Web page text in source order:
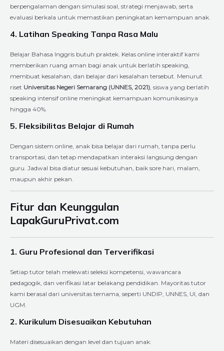
berpengalaman dengan simulasi soal, strategi menjawab, serta
evaluasi berkala untuk memastikan peningkatan kemampuan anak.
4. Latihan Speaking Tanpa Rasa Malu
Belajar Bahasa Inggris butuh praktek. Kelas online interaktif kami
memberikan ruang aman bagi anak untuk berlatih speaking,
membuat kesalahan, dan belajar dari kesalahan tersebut. Menurut
riset Universitas Negeri Semarang (UNNES, 2021) , siswa yang berlatih
speaking intensif online meningkat kemampuan komunikasinya
hingga 40%.
5. Fleksibilitas Belajar di Rumah
Dengan sistem online, anak bisa belajar dari rumah, tanpa perlu
transportasi, dan tetap mendapatkan interaksi langsung dengan
guru. Jadwal bisa diatur sesuai kebutuhan, baik sore hari, malam,
maupun akhir pekan.
Fitur dan Keunggulan
LapakGuruPrivat.com
1. Guru Profesional dan Terverifikasi
Setiap tutor telah melewati seleksi kompetensi, wawancara
pedagogik, dan verifikasi latar belakang pendidikan. Mayoritas tutor
kami berasal dari universitas ternama, seperti UNDIP, UNNES, UI, dan
UGM.
2. Kurikulum Disesuaikan Kebutuhan
Materi disesuaikan dengan level dan tujuan anak: